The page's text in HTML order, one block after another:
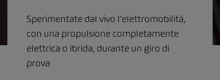
Sperimentate dal vivo l’elettromobilità,
con una propulsione completamente
elettrica o ibrida, durante un giro di
prova